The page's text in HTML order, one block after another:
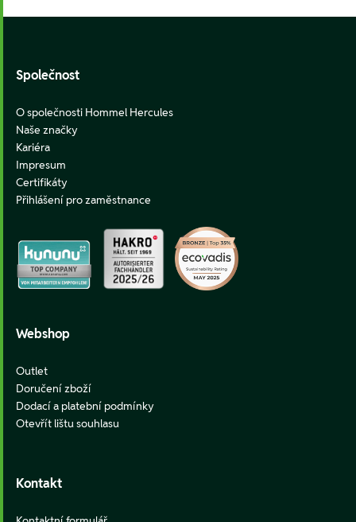
Footer
Společnost
O společnosti Hommel Hercules
Naše značky
Kariéra
Impresum
Certifikáty
Přihlášení pro zaměstnance
Webshop
Outlet
Doručení zboží
Dodací a platební podmínky
Otevřít lištu souhlasu
Kontakt